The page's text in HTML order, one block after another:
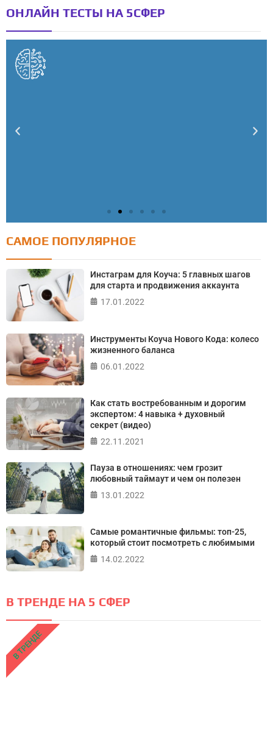
ОНЛАЙН ТЕСТЫ НА 5СФЕР
Тест: Как я контролирую свою жизнь?
Онлайн тест на основе шкалы локуса контроля
Джулиана Роттера
САМОЕ ПОПУЛЯРНОЕ
Инстаграм для Коуча: 5 главных шагов
для старта и продвижения аккаунта
17.01.2022
Инструменты Коуча Нового Кода: колесо
жизненного баланса
06.01.2022
Как стать востребованным и дорогим
экспертом: 4 навыка + духовный
секрет (видео)
22.11.2021
Пауза в отношениях: чем грозит
любовный таймаут и чем он полезен
13.01.2022
Самые романтичные фильмы: топ-25,
который стоит посмотреть с любимыми
14.02.2022
В ТРЕНДЕ НА 5 СФЕР
В ТРЕНДЕ